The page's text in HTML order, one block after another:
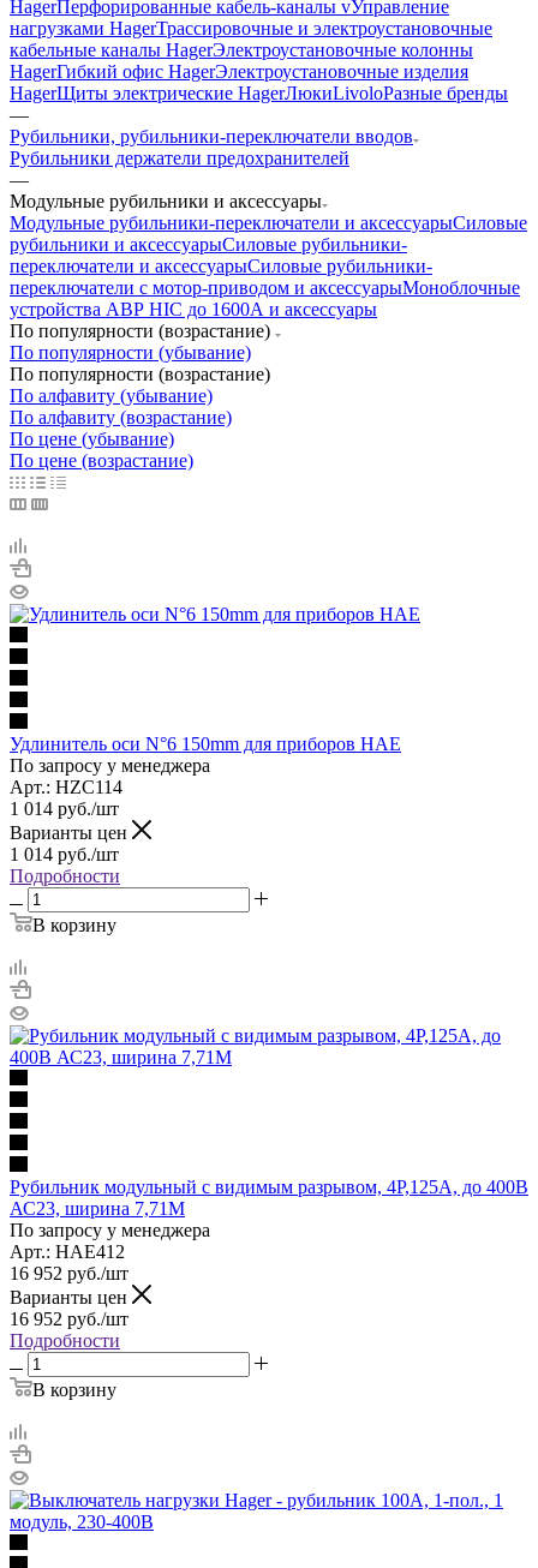
HagerПерфорированные кабель-каналы vУправление
нагрузками HagerТрассировочные и электроустановочные
кабельные каналы HagerЭлектроустановочные колонны
HagerГибкий офис HagerЭлектроустановочные изделия
HagerЩиты электрические HagerЛюкиLivoloРазные бренды
—
Рубильники, рубильники-переключатели вводов
Рубильники держатели предохранителей
—
Модульные рубильники и аксессуары
Модульные рубильники-переключатели и аксессуарыСиловые
рубильники и аксессуарыСиловые рубильники-
переключатели и аксессуарыСиловые рубильники-
переключатели с мотор-приводом и аксессуарыМоноблочные
устройства АВР HIC до 1600А и аксессуары
По популярности (возрастание)
По популярности (убывание)
По популярности (возрастание)
По алфавиту (убывание)
По алфавиту (возрастание)
По цене (убывание)
По цене (возрастание)
Удлинитель оси N°6 150mm для приборов HAE
По запросу у менеджера
Арт.: HZC114
1 014 руб./шт
Варианты цен
1 014 руб./шт
Подробности
В корзину
Рубильник модульный с видимым разрывом, 4Р,125A, до 400В
АС23, ширина 7,71М
По запросу у менеджера
Арт.: HAE412
16 952 руб./шт
Варианты цен
16 952 руб./шт
Подробности
В корзину